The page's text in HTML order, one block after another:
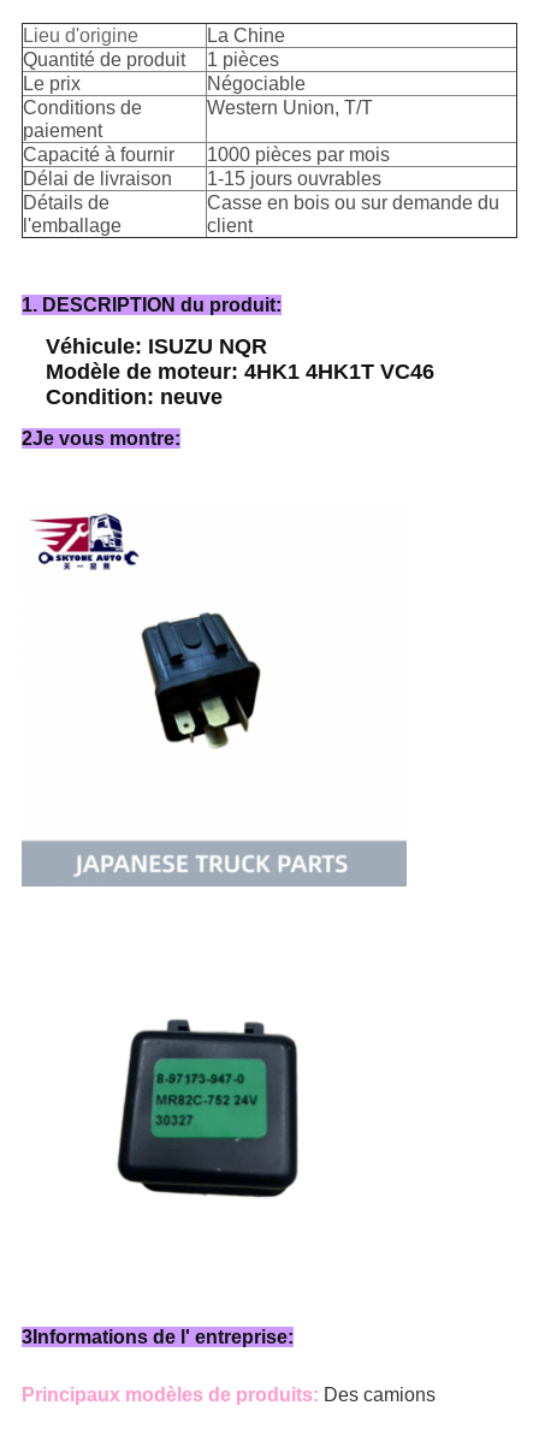
Lieu d'origine
La Chine
Quantité de produit
1 pièces
Le prix
Négociable
Conditions de
paiement
Western Union, T/T
Capacité à fournir
1000 pièces par mois
Délai de livraison
1-15 jours ouvrables
Détails de
l'emballage
Casse en bois ou sur demande du
client
1. DESCRIPTION du produit:
Véhicule: ISUZU NQR
Modèle de moteur: 4HK1 4HK1T VC46
Condition: neuve
2Je vous montre:
3Informations de l' entreprise:
Principaux modèles de produits: Des camions